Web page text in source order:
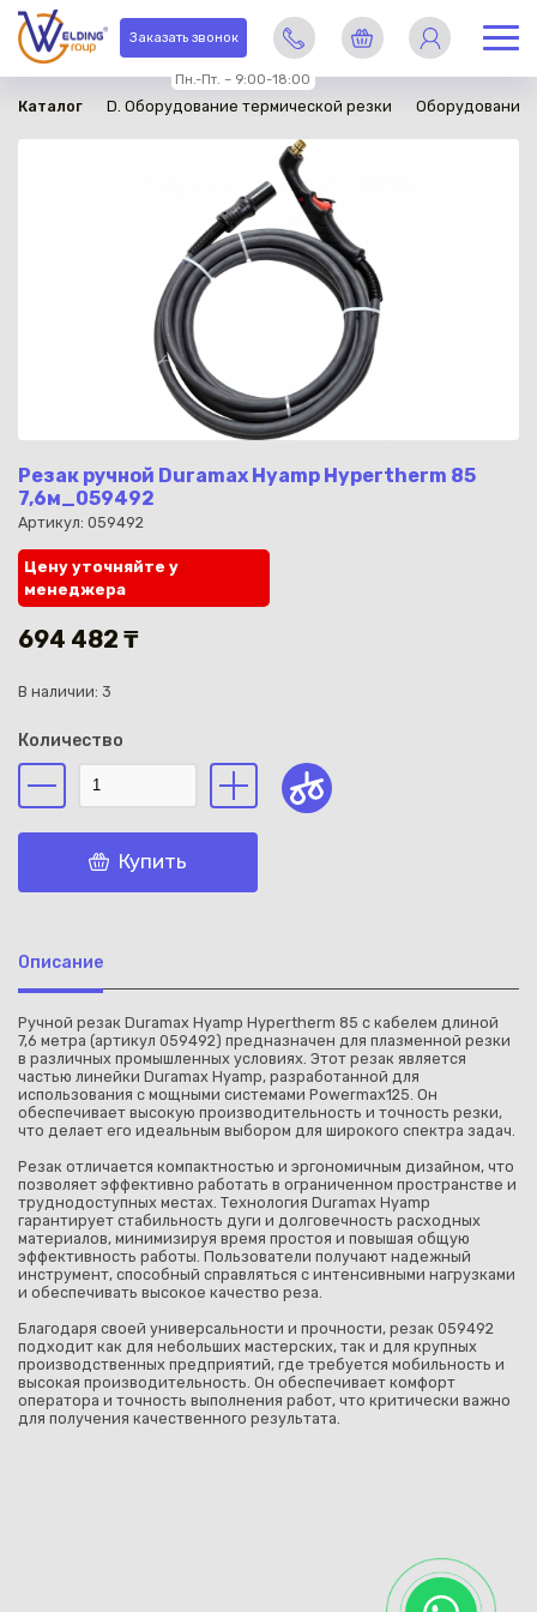
Заказать звонок
Пн.-Пт. – 9:00-18:00
Каталог D. Оборудование термической резки Оборудование
Резак ручной Duramax Hyamp Hypertherm 85
7,6м_059492
Артикул: 059492
в наличии
Цену уточняйте у
менеджера
694 482 ₸
В наличии: 3
Количество
Купить
Описание
Ручной резак Duramax Hyamp Hypertherm 85 с кабелем длиной
7,6 метра (артикул 059492) предназначен для плазменной резки
в различных промышленных условиях. Этот резак является
частью линейки Duramax Hyamp, разработанной для
использования с мощными системами Powermax125. Он
обеспечивает высокую производительность и точность резки,
что делает его идеальным выбором для широкого спектра задач.
Резак отличается компактностью и эргономичным дизайном, что
позволяет эффективно работать в ограниченном пространстве и
труднодоступных местах. Технология Duramax Hyamp
гарантирует стабильность дуги и долговечность расходных
материалов, минимизируя время простоя и повышая общую
эффективность работы. Пользователи получают надежный
инструмент, способный справляться с интенсивными нагрузками
и обеспечивать высокое качество реза.
Благодаря своей универсальности и прочности, резак 059492
подходит как для небольших мастерских, так и для крупных
производственных предприятий, где требуется мобильность и
высокая производительность. Он обеспечивает комфорт
оператора и точность выполнения работ, что критически важно
для получения качественного результата.